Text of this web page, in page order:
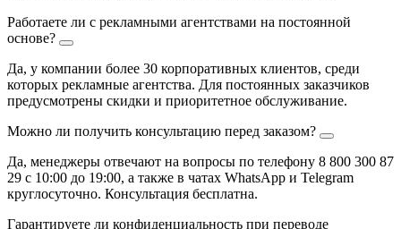
Работаете ли с рекламными агентствами на постоянной
основе?
Да, у компании более 30 корпоративных клиентов, среди
которых рекламные агентства. Для постоянных заказчиков
предусмотрены скидки и приоритетное обслуживание.
Можно ли получить консультацию перед заказом?
Да, менеджеры отвечают на вопросы по телефону 8 800 300 87
29 с 10:00 до 19:00, а также в чатах WhatsApp и Telegram
круглосуточно. Консультация бесплатна.
Гарантируете ли конфиденциальность при переводе